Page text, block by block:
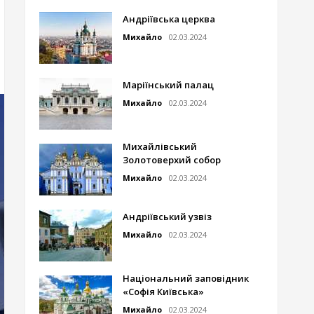
Андріївська церква
Михайло 02.03.2024
Маріїнський палац
Михайло 02.03.2024
Михайлівський
Золотоверхий собор
Михайло 02.03.2024
Андріївський узвіз
Михайло 02.03.2024
Національний заповідник
«Софія Київська»
Михайло 02.03.2024